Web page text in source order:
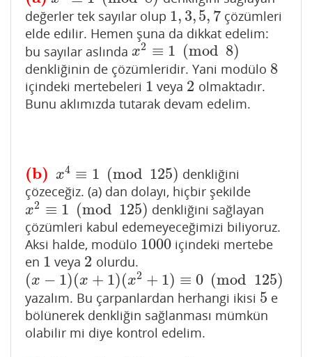
değerler tek sayılar olup 1, 3,5, 7
1,3,5 7
çözümleri
elde edilir. Hemen şuna da dikkat edelim:
bu sayılar aslında x2 ≡ 1 (mod 8)
x2≡ 1( mod8)
denkliğinin de çözümleridir. Yani modülo 8
8
içindeki mertebeleri 1
1 veya 2
2 olmaktadır.
Bunu aklımızda tutarak devam edelim.
(b)
(b) x4 ≡ 1 (mod 125)
x4≡1( mod125)
denkliğini
çözeceğiz. (a) dan dolayı, hiçbir şekilde
x2 ≡ 1 (mod 125)
x2≡ 1( mod125)
denkliğini sağlayan
çözümleri kabul edemeyeceğimizi biliyoruz.
Aksi halde, modülo 1000
1000 içindeki mertebe
en 1
1 veya 2
2 olurdu.
(x − 1)(x + 1)(x2 + 1) ≡ 0 (mod 125)
(x− 1)( x+1)(x 2+ 1)≡0(mod 125 )
yazalım. Bu çarpanlardan herhangi ikisi 5
5 e
bölünerek denkliğin sağlanması mümkün
olabilir mi diye kontrol edelim.